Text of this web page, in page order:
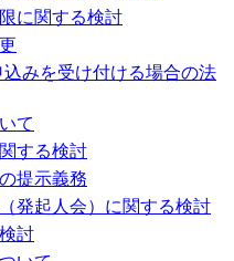
に関する検討
みを受け付ける場合の法
て
する検討
提示義務
発起人会）に関する検討
討